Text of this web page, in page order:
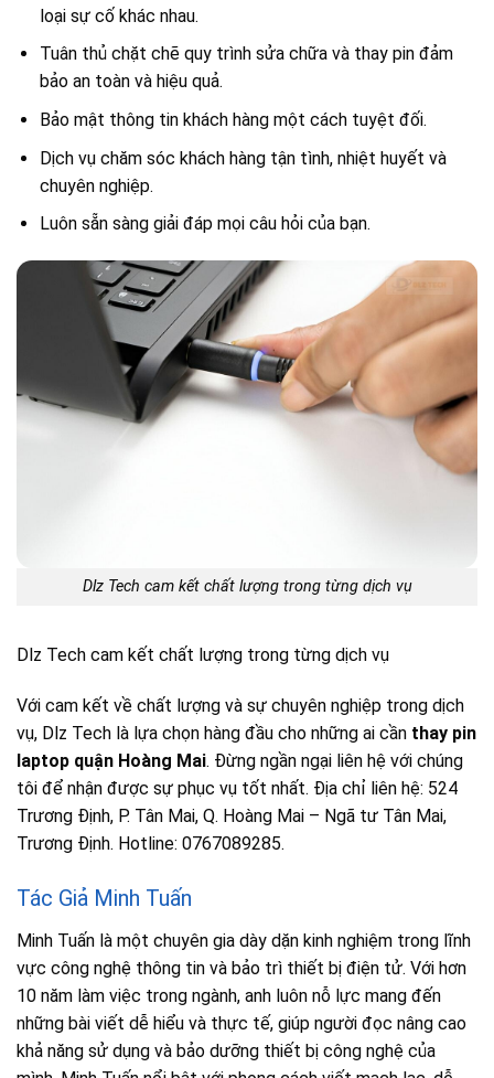
loại sự cố khác nhau.
Tuân thủ chặt chẽ quy trình sửa chữa và thay pin đảm
bảo an toàn và hiệu quả.
Bảo mật thông tin khách hàng một cách tuyệt đối.
Dịch vụ chăm sóc khách hàng tận tình, nhiệt huyết và
chuyên nghiệp.
Luôn sẵn sàng giải đáp mọi câu hỏi của bạn.
Dlz Tech cam kết chất lượng trong từng dịch vụ
Dlz Tech cam kết chất lượng trong từng dịch vụ
Với cam kết về chất lượng và sự chuyên nghiệp trong dịch
vụ, Dlz Tech là lựa chọn hàng đầu cho những ai cần thay pin
laptop quận Hoàng Mai. Đừng ngần ngại liên hệ với chúng
tôi để nhận được sự phục vụ tốt nhất. Địa chỉ liên hệ: 524
Trương Định, P. Tân Mai, Q. Hoàng Mai – Ngã tư Tân Mai,
Trương Định. Hotline: 0767089285.
Tác Giả Minh Tuấn
Minh Tuấn là một chuyên gia dày dặn kinh nghiệm trong lĩnh
vực công nghệ thông tin và bảo trì thiết bị điện tử. Với hơn
10 năm làm việc trong ngành, anh luôn nỗ lực mang đến
những bài viết dễ hiểu và thực tế, giúp người đọc nâng cao
khả năng sử dụng và bảo dưỡng thiết bị công nghệ của